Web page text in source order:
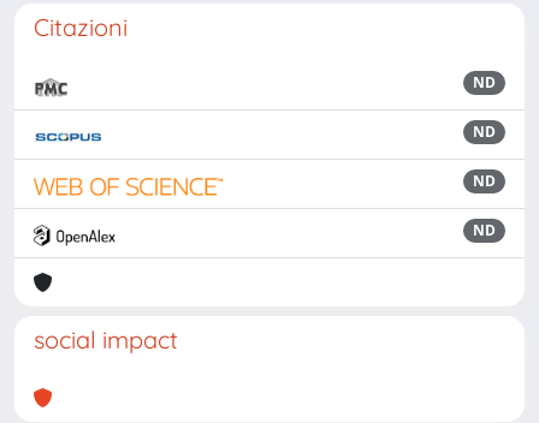
Citazioni
ND
ND
ND
ND
social impact